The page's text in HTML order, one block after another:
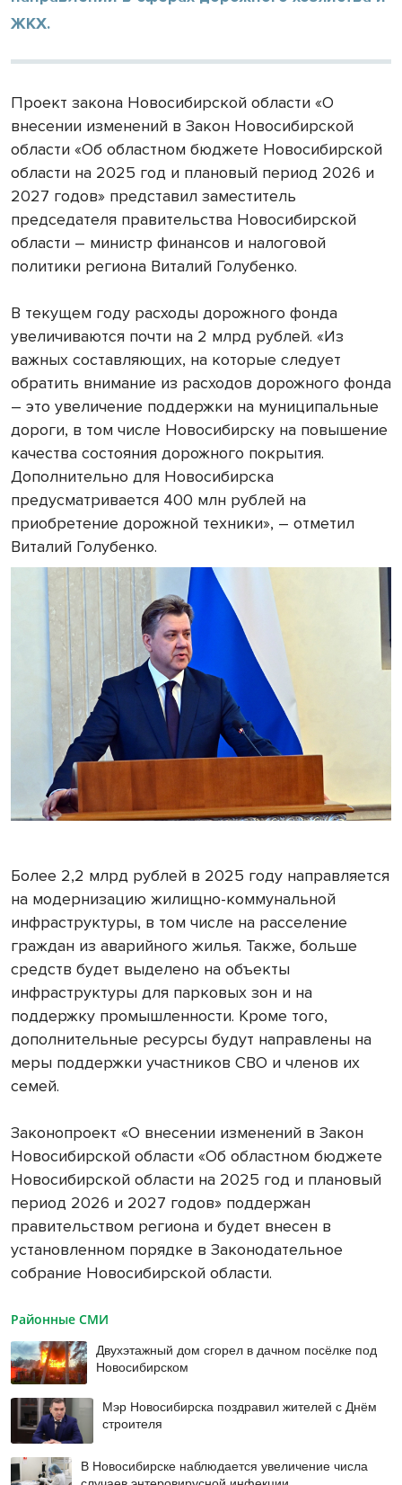
ЖКХ.
Проект закона Новосибирской области «О
внесении изменений в Закон Новосибирской
области «Об областном бюджете Новосибирской
области на 2025 год и плановый период 2026 и
2027 годов» представил заместитель
председателя правительства Новосибирской
области – министр финансов и налоговой
политики региона Виталий Голубенко.
В текущем году расходы дорожного фонда
увеличиваются почти на 2 млрд рублей. «Из
важных составляющих, на которые следует
обратить внимание из расходов дорожного фонда
– это увеличение поддержки на муниципальные
дороги, в том числе Новосибирску на повышение
качества состояния дорожного покрытия.
Дополнительно для Новосибирска
предусматривается 400 млн рублей на
приобретение дорожной техники», – отметил
Виталий Голубенко.
Более 2,2 млрд рублей в 2025 году направляется
на модернизацию жилищно-коммунальной
инфраструктуры, в том числе на расселение
граждан из аварийного жилья. Также, больше
средств будет выделено на объекты
инфраструктуры для парковых зон и на
поддержку промышленности. Кроме того,
дополнительные ресурсы будут направлены на
меры поддержки участников СВО и членов их
семей.
Законопроект «О внесении изменений в Закон
Новосибирской области «Об областном бюджете
Новосибирской области на 2025 год и плановый
период 2026 и 2027 годов» поддержан
правительством региона и будет внесен в
установленном порядке в Законодательное
собрание Новосибирской области.
Районные СМИ
Двухэтажный дом сгорел в дачном посёлке под
Новосибирском
Мэр Новосибирска поздравил жителей с Днём
строителя
В Новосибирске наблюдается увеличение числа